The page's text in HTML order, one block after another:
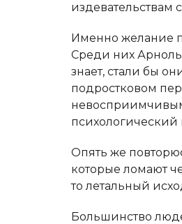
издевательствам
Именно желание
Среди них
знает, стали бы
подростковом
психологический
Опять же
которые ломают
то летальный
Большинство